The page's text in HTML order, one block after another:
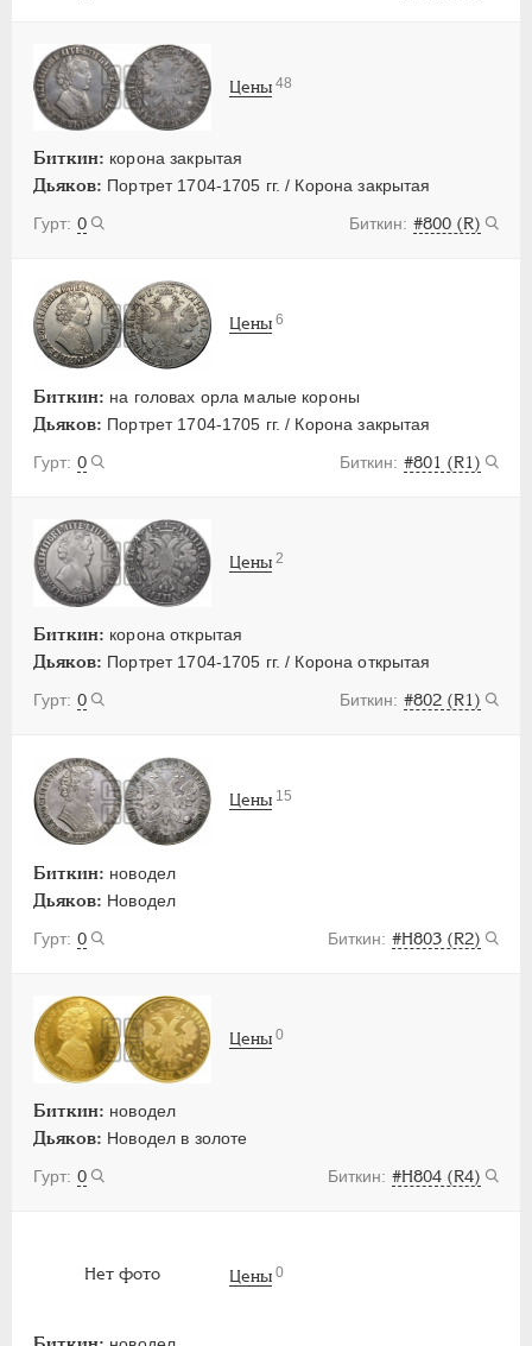
Биткин: корона закрытая
Дьяков: Портрет 1704-1705 гг. / Корона закрытая
0
#800 (R)
Цены 48
Биткин: на головах орла малые короны
Дьяков: Портрет 1704-1705 гг. / Корона закрытая
0
#801 (R1)
Цены 6
Биткин: корона открытая
Дьяков: Портрет 1704-1705 гг. / Корона открытая
0
#802 (R1)
Цены 2
Биткин: новодел
Дьяков: Новодел
0
#H803 (R2)
Цены 15
Биткин: новодел
Дьяков: Новодел в золоте
0
#H804 (R4)
Цены 0
Нет фото Цены 0